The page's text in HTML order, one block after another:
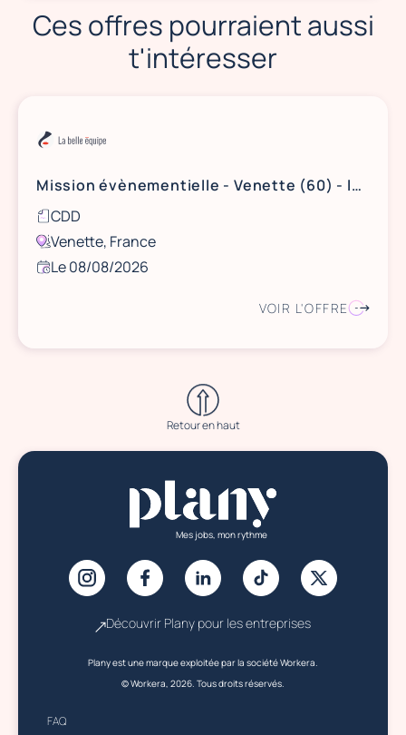
Ces offres pourraient aussi
t'intéresser
Mission évènementielle - Venette (60) - le 8 août 2026
CDD
Venette, France
Le 08/08/2026
VOIR L'OFFRE
Retour en haut
Mes jobs, mon rythme
Découvrir Plany pour les entreprises
Plany est une marque exploitée par la société Workera.
© Workera, 2026. Tous droits réservés.
FAQ